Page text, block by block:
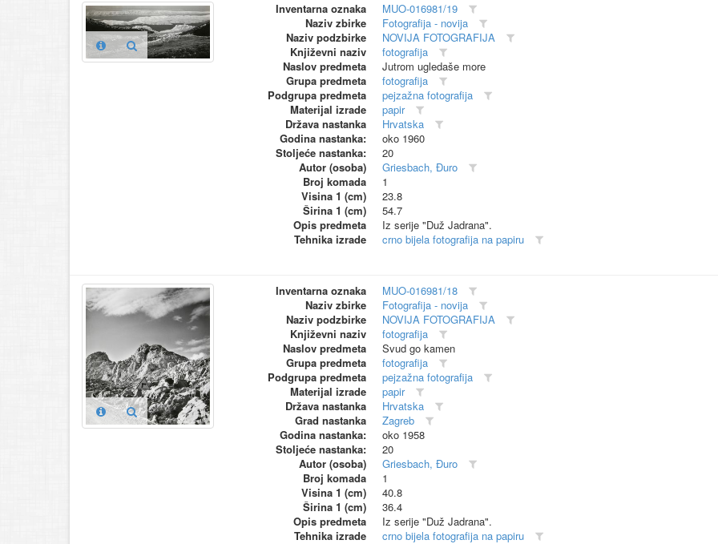
Inventarna oznaka
MUO-016981/19
Naziv zbirke
Fotografija - novija
Naziv podzbirke
NOVIJA FOTOGRAFIJA
Književni naziv
fotografija
Naslov predmeta
Jutrom ugledaše more
Grupa predmeta
fotografija
Podgrupa predmeta
pejzažna fotografija
Materijal izrade
papir
Država nastanka
Hrvatska
Godina nastanka:
oko 1960
Stoljeće nastanka:
20
Autor (osoba)
Griesbach, Đuro
Broj komada
1
Visina 1 (cm)
23.8
Širina 1 (cm)
54.7
Opis predmeta
Iz serije "Duž Jadrana".
Tehnika izrade
crno bijela fotografija na papiru
Inventarna oznaka
MUO-016981/18
Naziv zbirke
Fotografija - novija
Naziv podzbirke
NOVIJA FOTOGRAFIJA
Književni naziv
fotografija
Naslov predmeta
Svud go kamen
Grupa predmeta
fotografija
Podgrupa predmeta
pejzažna fotografija
Materijal izrade
papir
Država nastanka
Hrvatska
Grad nastanka
Zagreb
Godina nastanka:
oko 1958
Stoljeće nastanka:
20
Autor (osoba)
Griesbach, Đuro
Broj komada
1
Visina 1 (cm)
40.8
Širina 1 (cm)
36.4
Opis predmeta
Iz serije "Duž Jadrana".
Tehnika izrade
crno bijela fotografija na papiru